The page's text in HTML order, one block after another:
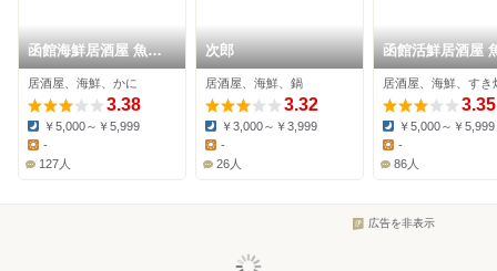
函館海鮮居酒屋 魚ま
さ 五稜郭総本店
居酒屋、海鮮、かに
3.38
Dinner:
￥5,000～￥5,999
-
127人
次郎
居酒屋、海鮮、鍋
3.32
Dinner:
￥3,000～￥3,999
Lunch:
-
26人
函館活鮮居酒屋
居酒屋、海鮮、すき
3.35
Dinner:
￥5,000～￥5,999
Lunch:
-
86人
広告を非表示